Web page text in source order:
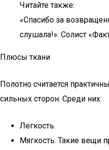
Читайте также:
«Спасибо за
слушала!»: Солист
Плюсы ткани
Полотно считается
сильных сторон. Среди них:
Легкость.
Мягкость. Такие вещи